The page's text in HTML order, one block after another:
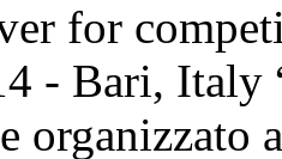
for
- Bari, Italy
organizzato